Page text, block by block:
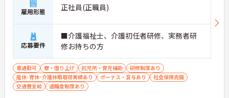
雇用形態 正社員(正職員)
応募要件
■介護福祉士、介護初任者研修、実務者研
修お持ちの方
車通勤可 寮・借り上げ 託児所・育児補助
研修制度あり
産休･育休･介護休暇取得実績あり
ボーナス・賞与あり
社会保険完備
交通費支給
退職金制度あり